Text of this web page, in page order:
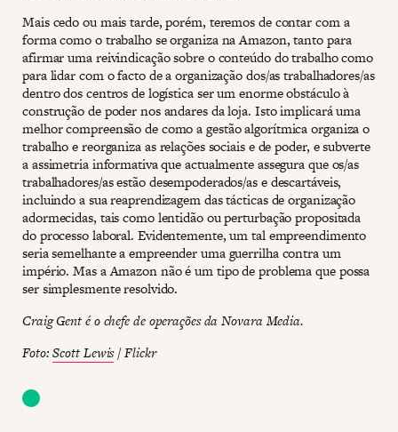
Mais cedo ou mais tarde, porém, teremos de contar com a
forma como o trabalho se organiza na Amazon, tanto para
afirmar uma reivindicação sobre o conteúdo do trabalho como
para lidar com o facto de a organização dos/as trabalhadores/as
dentro dos centros de logística ser um enorme obstáculo à
construção de poder nos andares da loja. Isto implicará uma
melhor compreensão de como a gestão algorítmica organiza o
trabalho e reorganiza as relações sociais e de poder, e subverte
a assimetria informativa que actualmente assegura que os/as
trabalhadores/as estão desempoderados/as e descartáveis,
incluindo a sua reaprendizagem das tácticas de organização
adormecidas, tais como lentidão ou perturbação propositada
do processo laboral. Evidentemente, um tal empreendimento
seria semelhante a empreender uma guerrilha contra um
império. Mas a Amazon não é um tipo de problema que possa
ser simplesmente resolvido.
Craig Gent é o chefe de operações da Novara Media.
Foto:Scott Lewis/ Flickr